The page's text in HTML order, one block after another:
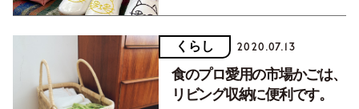
くらし 2020.07.13
食のプロ愛用の市場かごは、
リビング収納に便利です。